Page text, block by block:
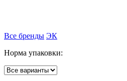
Все бренды ЭК
Норма упаковки: